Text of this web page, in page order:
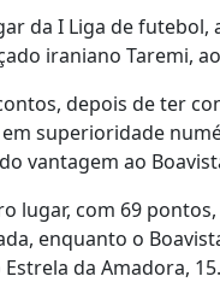
da I Liga de
iraniano Taremi,
depois de ter
superioridade
vantagem ao
lugar, com 69
enquanto o
da Amadora,